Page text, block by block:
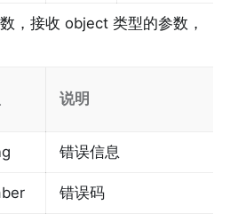
，接收 object 类型的参数，
说明
错误信息
错误码